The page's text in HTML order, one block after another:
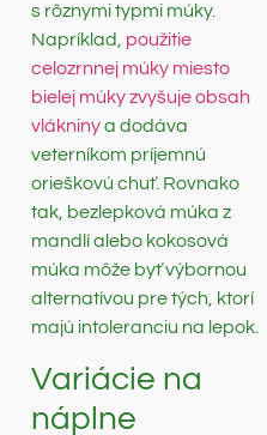
s rôznymi typmi múky.
Napríklad, použitie
celozrnnej múky miesto
bielej múky zvyšuje obsah
vlákninya dodáva
veterníkom príjemnú
orieškovú chuť. Rovnako
tak, bezlepková múka z
mandlí alebo kokosová
múka môže byť výbornou
alternatívou pre tých, ktorí
majú intoleranciu na lepok.
Variácie na
náplne